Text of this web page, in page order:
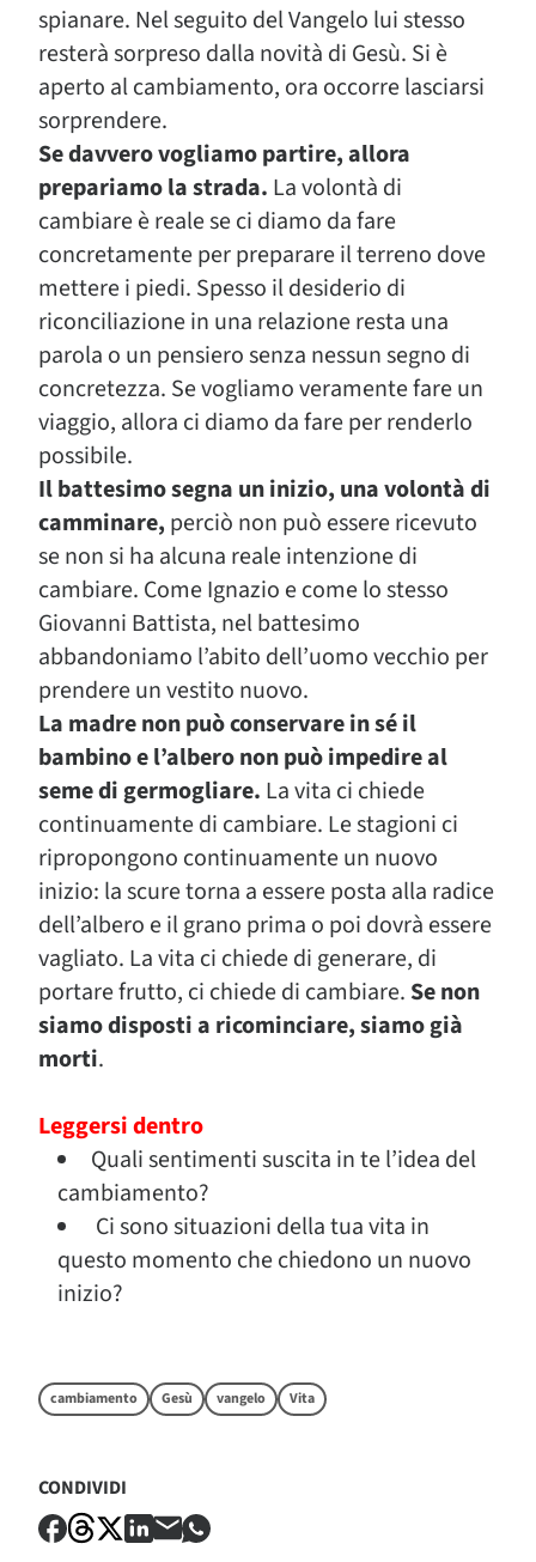
spianare. Nel seguito del Vangelo lui stesso
resterà sorpreso dalla novità di Gesù. Si è
aperto al cambiamento, ora occorre lasciarsi
sorprendere.
Se davvero vogliamo partire, allora
prepariamo la strada. La volontà di
cambiare è reale se ci diamo da fare
concretamente per preparare il terreno dove
mettere i piedi. Spesso il desiderio di
riconciliazione in una relazione resta una
parola o un pensiero senza nessun segno di
concretezza. Se vogliamo veramente fare un
viaggio, allora ci diamo da fare per renderlo
possibile.
Il battesimo segna un inizio, una volontà di
camminare, perciò non può essere ricevuto
se non si ha alcuna reale intenzione di
cambiare. Come Ignazio e come lo stesso
Giovanni Battista, nel battesimo
abbandoniamo l’abito dell’uomo vecchio per
prendere un vestito nuovo.
La madre non può conservare in sé il
bambino e l’albero non può impedire al
seme di germogliare. La vita ci chiede
continuamente di cambiare. Le stagioni ci
ripropongono continuamente un nuovo
inizio: la scure torna a essere posta alla radice
dell’albero e il grano prima o poi dovrà essere
vagliato. La vita ci chiede di generare, di
portare frutto, ci chiede di cambiare. Se non
siamo disposti a ricominciare, siamo già
morti.
Leggersi dentro
Quali sentimenti suscita in te l’idea del
cambiamento?
Ci sono situazioni della tua vita in
questo momento che chiedono un nuovo
inizio?
cambiamento Gesù vangelo Vita
CONDIVIDI